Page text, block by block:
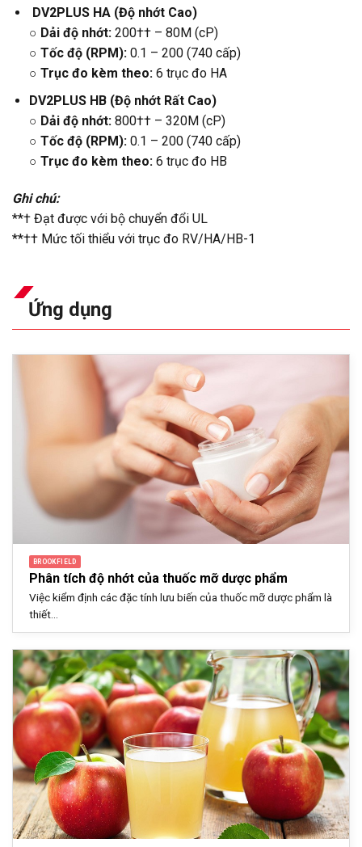
DV2PLUS HA (Độ nhớt Cao)
○ Dải độ nhớt:200†† – 80M (cP)
○ Tốc độ (RPM):0.1 – 200 (740 cấp)
○ Trục đo kèm theo:6 trục đo HA
DV2PLUS HB (Độ nhớt Rất Cao)
○ Dải độ nhớt:800†† – 320M (cP)
○ Tốc độ (RPM):0.1 – 200 (740 cấp)
○ Trục đo kèm theo:6 trục đo HB
Ghi chú:
**† Đạt được với bộ chuyển đổi UL
**†† Mức tối thiểu với trục đo RV/HA/HB-1
Ứng dụng
BROOKFIELD
Phân tích độ nhớt của thuốc mỡ dược phẩm
Việc kiểm định các đặc tính lưu biến của thuốc mỡ dược phẩm là
thiết...